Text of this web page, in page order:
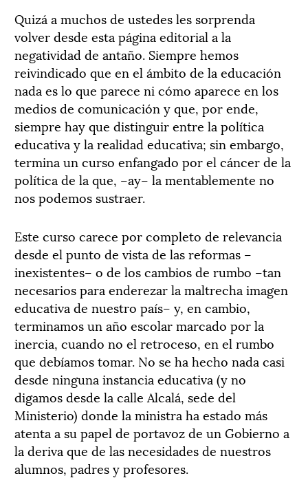
Quizá a muchos de ustedes les sorprenda
volver desde esta página editorial a la
negatividad de antaño. Siempre hemos
reivindicado que en el ámbito de la educación
nada es lo que parece ni cómo aparece en los
medios de comunicación y que, por ende,
siempre hay que distinguir entre la política
educativa y la realidad educativa; sin embargo,
termina un curso enfangado por el cáncer de la
política de la que, –ay– la mentablemente no
nos podemos sustraer.
Este curso carece por completo de relevancia
desde el punto de vista de las reformas –
inexistentes– o de los cambios de rumbo –tan
necesarios para enderezar la maltrecha imagen
educativa de nuestro país– y, en cambio,
terminamos un año escolar marcado por la
inercia, cuando no el retroceso, en el rumbo
que debíamos tomar. No se ha hecho nada casi
desde ninguna instancia educativa (y no
digamos desde la calle Alcalá, sede del
Ministerio) donde la ministra ha estado más
atenta a su papel de portavoz de un Gobierno a
la deriva que de las necesidades de nuestros
alumnos, padres y profesores.